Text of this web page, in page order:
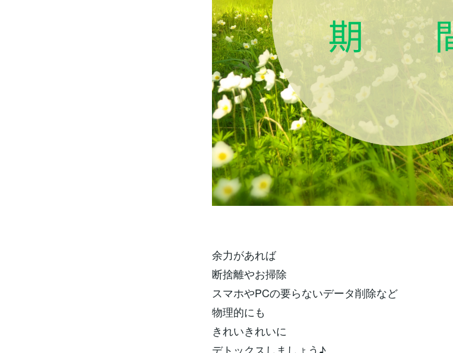
余力があれば
断捨離やお掃除
スマホやPCの要らないデータ削除など
物理的にも
きれいきれいに
デトックスしましょう♪